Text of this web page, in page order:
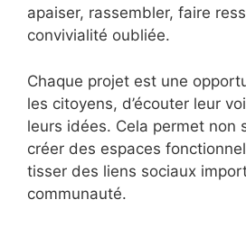
apaiser, rassembler, faire
convivialité oubliée.
Chaque projet est une
les citoyens, d’écouter leur
leurs idées. Cela permet non
créer des espaces
tisser des liens sociaux
communauté.